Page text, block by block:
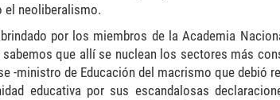
el neoliberalismo.
por los miembros de la Academia
sabemos que allí se nuclean los sectores más
-ministro de Educación del macrismo que debió
educativa por sus escandalosas